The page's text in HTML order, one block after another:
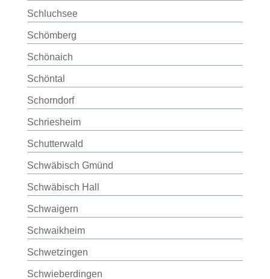
Schluchsee
Schömberg
Schönaich
Schöntal
Schorndorf
Schriesheim
Schutterwald
Schwäbisch Gmünd
Schwäbisch Hall
Schwaigern
Schwaikheim
Schwetzingen
Schwieberdingen